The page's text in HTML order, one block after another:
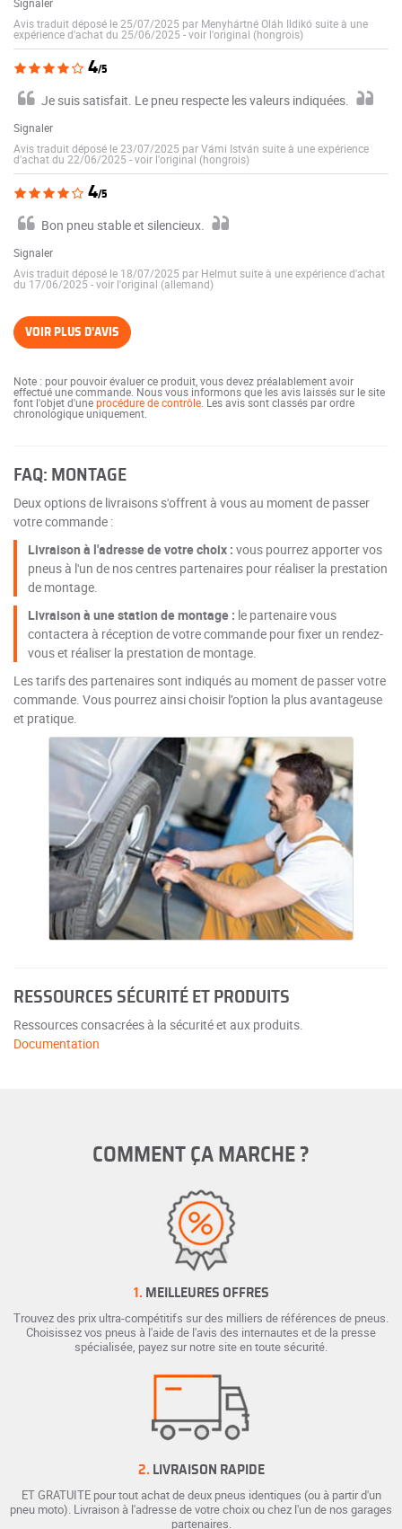
Avis traduit déposé le 25/07/2025 par Menyhártné Oláh Ildikó suite à une
expérience d'achat du 25/06/2025 -voir l'original (hongrois)
4/5
Je suis satisfait. Le pneu respecte les valeurs indiquées.
Signaler
Avis traduit déposé le 23/07/2025 par Vámi István suite à une expérience
d'achat du 22/06/2025 -voir l'original (hongrois)
4/5
Bon pneu stable et silencieux.
Signaler
Avis traduit déposé le 18/07/2025 par Helmut suite à une expérience d'achat
du 17/06/2025 -voir l'original (allemand)
VOIR PLUS D'AVIS
Note : pour pouvoir évaluer ce produit, vous devez préalablement avoir
effectué une commande. Nous vous informons que les avis laissés sur le site
font l'objet d'uneprocédure de contrôle . Les avis sont classés par ordre
chronologique uniquement.
FAQ: MONTAGE
Deux options de livraisons s'offrent à vous au moment de passer
votre commande :
Livraison à l'adresse de votre choix : vous pourrez apporter vos
pneus à l'un de nos centres partenaires pour réaliser la prestation
de montage.
Livraison à une station de montage : le partenaire vous
contactera à réception de votre commande pour fixer un rendez-
vous et réaliser la prestation de montage.
Les tarifs des partenaires sont indiqués au moment de passer votre
commande. Vous pourrez ainsi choisir l’option la plus avantageuse
et pratique.
RESSOURCES SÉCURITÉ ET PRODUITS
Ressources consacrées à la sécurité et aux produits.
Documentation
COMMENT ÇA MARCHE ?
1. MEILLEURES OFFRES
Trouvez des prix ultra-compétitifs sur des milliers de références de pneus.
Choisissez vos pneus à l'aide de l'avis des internautes et de la presse
spécialisée, payez sur notre site en toute sécurité.
2. LIVRAISON RAPIDE
ET GRATUITE pour tout achat de deux pneus identiques (ou à partir d'un
pneu moto). Livraison à l'adresse de votre choix ou chez l'un de nos garages
partenaires.